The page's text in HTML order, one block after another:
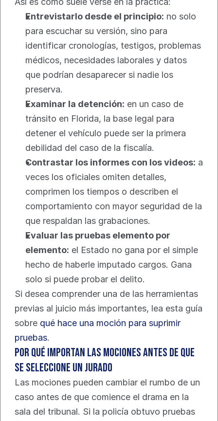
Entrevistarlo desde el principio: no solo
para escuchar su versión, sino para
identificar cronologías, testigos, problemas
médicos, necesidades laborales y datos
que podrían desaparecer si nadie los
preserva.
Examinar la detención: en un caso de
tránsito en Florida, la base legal para
detener el vehículo puede ser la primera
debilidad del caso de la fiscalía.
Contrastar los informes con los videos: a
veces los oficiales omiten detalles,
comprimen los tiempos o describen el
comportamiento con mayor seguridad de la
que respaldan las grabaciones.
Evaluar las pruebas elemento por
elemento: el Estado no gana por el simple
hecho de haberle imputado cargos. Gana
solo si puede probar el delito.
Si desea comprender una de las herramientas
previas al juicio más importantes, lea esta guía
sobre qué hace una moción para suprimir
pruebas.
Por qué importan las mociones antes de que
se seleccione un jurado
Las mociones pueden cambiar el rumbo de un
caso antes de que comience el drama en la
sala del tribunal. Si la policía obtuvo pruebas